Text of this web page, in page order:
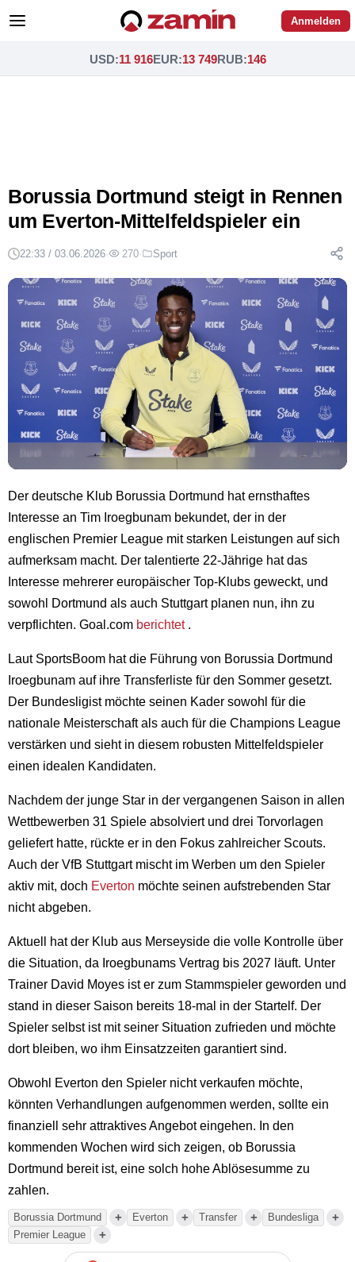
Anmelden
USD:11 916EUR:13 749RUB:146
Borussia Dortmund steigt in Rennen
um Everton-Mittelfeldspieler ein
22:33 / 03.06.2026· 270· Sport
Der deutsche Klub Borussia Dortmund hat ernsthaftes
Interesse an Tim Iroegbunam bekundet, der in der
englischen Premier League mit starken Leistungen auf sich
aufmerksam macht. Der talentierte 22-Jährige hat das
Interesse mehrerer europäischer Top-Klubs geweckt, und
sowohl Dortmund als auch Stuttgart planen nun, ihn zu
verpflichten. Goal.com berichtet.
Laut SportsBoom hat die Führung von Borussia Dortmund
Iroegbunam auf ihre Transferliste für den Sommer gesetzt.
Der Bundesligist möchte seinen Kader sowohl für die
nationale Meisterschaft als auch für die Champions League
verstärken und sieht in diesem robusten Mittelfeldspieler
einen idealen Kandidaten.
Nachdem der junge Star in der vergangenen Saison in allen
Wettbewerben 31 Spiele absolviert und drei Torvorlagen
geliefert hatte, rückte er in den Fokus zahlreicher Scouts.
Auch der VfB Stuttgart mischt im Werben um den Spieler
aktiv mit, doch Everton möchte seinen aufstrebenden Star
nicht abgeben.
Aktuell hat der Klub aus Merseyside die volle Kontrolle über
die Situation, da Iroegbunams Vertrag bis 2027 läuft. Unter
Trainer David Moyes ist er zum Stammspieler geworden und
stand in dieser Saison bereits 18-mal in der Startelf. Der
Spieler selbst ist mit seiner Situation zufrieden und möchte
dort bleiben, wo ihm Einsatzzeiten garantiert sind.
Obwohl Everton den Spieler nicht verkaufen möchte,
könnten Verhandlungen aufgenommen werden, sollte ein
finanziell sehr attraktives Angebot eingehen. In den
kommenden Wochen wird sich zeigen, ob Borussia
Dortmund bereit ist, eine solch hohe Ablösesumme zu
zahlen.
Borussia Dortmund + Everton + Transfer + Bundesliga +
Premier League +